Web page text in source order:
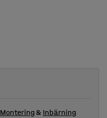
Montering& Inbärning